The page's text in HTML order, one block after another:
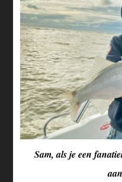
Sam, als je een